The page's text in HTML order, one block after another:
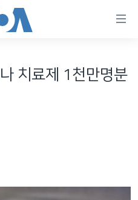
치료제 1천만명분